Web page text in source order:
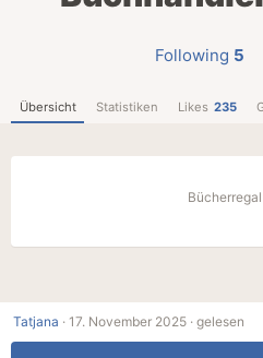
Following 5
Übersicht Statistiken Likes 235
Tatjana · 17. November 2025 · gelesen